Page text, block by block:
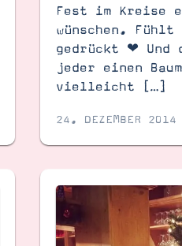
Fest im Kreise
wünschen.
gedrückt ❤ Und
jeder einen
vielleicht […]
24. DEZEMBER 2014